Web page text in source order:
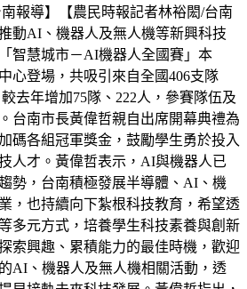
南報導】【農民時報記者林裕閎/台南
動AI、機器人及無人機等新興科技
智慧城市－AI機器人全國賽」本
心登場，共吸引來自全國406支隊
去年增加75隊、222人，參賽隊伍及
台南市長黃偉哲親自出席開幕典禮為
碼各組冠軍獎金，鼓勵學生勇於投入
人才。黃偉哲表示，AI與機器人已
勢，台南積極發展半導體、AI、機
，也持續向下紮根科技教育，希望透
多元方式，培養學生科技素養與創新
索興趣、累積能力的最佳時機，歡迎
AI、機器人及無人機相關活動，透